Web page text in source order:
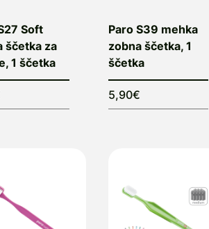
Soft
ščetka za
1 ščetka
Paro S39 mehka
zobna ščetka, 1
ščetka
5,90€